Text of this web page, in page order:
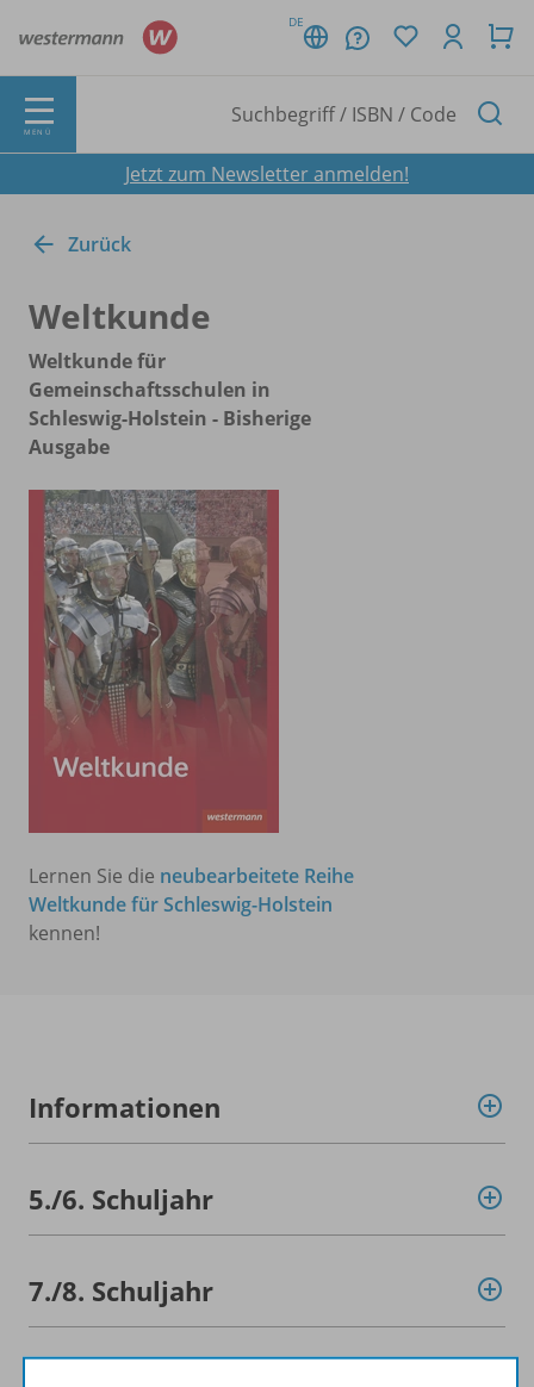
DE
MENÜ
Jetzt zum Newsletter anmelden!
Zurück
Weltkunde
Weltkunde für
Gemeinschaftsschulen in
Schleswig-Holstein - Bisherige
Ausgabe
Lernen Sie die neubearbeitete Reihe
Weltkunde für Schleswig-Holstein
kennen!
Informationen
5./6. Schuljahr
7./8. Schuljahr